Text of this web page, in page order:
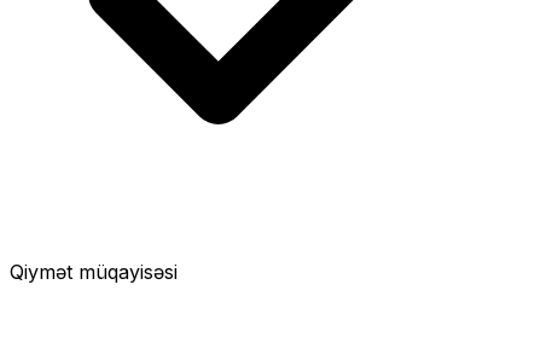
Qiymət müqayisəsi